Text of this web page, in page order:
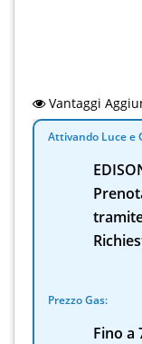
Vantaggi
Attivando Luce e
Prezzo Gas:
Fino a